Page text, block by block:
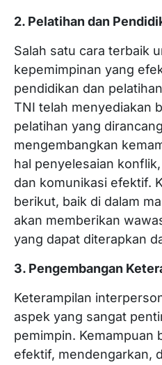
2. Pelatihan dan
Salah satu cara terbaik
kepemimpinan yang
pendidikan dan
TNI telah menyediakan
pelatihan yang
mengembangkan
hal penyelesaian
dan komunikasi efektif.
berikut, baik di dalam
akan memberikan
yang dapat diterapkan
3. Pengembangan
Keterampilan
aspek yang sangat
pemimpin. Kemampuan
efektif, mendengarkan,